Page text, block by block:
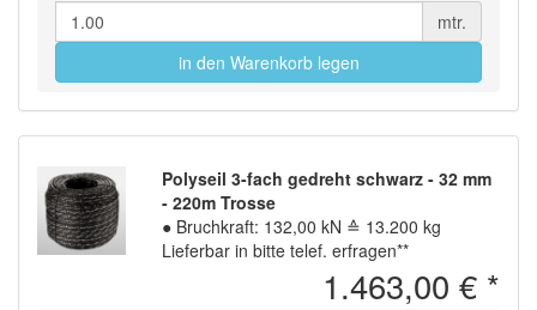
mtr.
in den Warenkorb legen
Polyseil 3-fach gedreht schwarz - 32 mm
- 220m Trosse
● Bruchkraft: 132,00 kN ≙ 13.200 kg
Lieferbar in bitte telef. erfragen**
1.463,00 € *